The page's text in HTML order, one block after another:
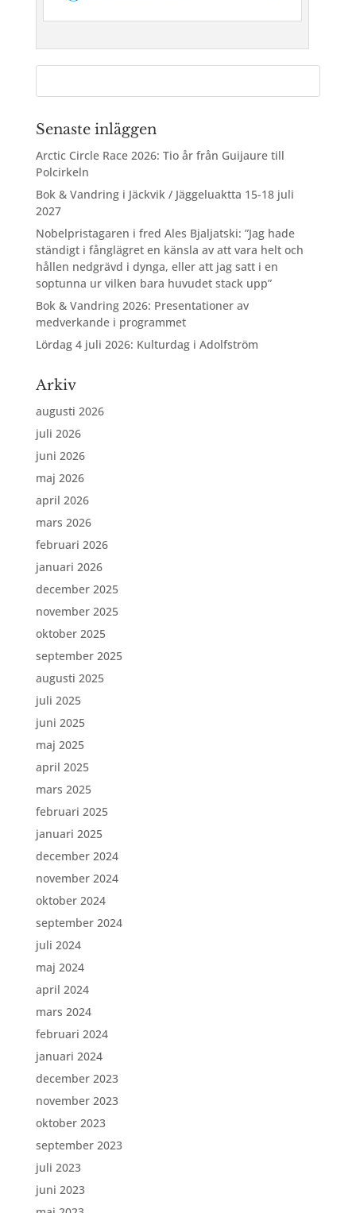
Senaste inläggen
Arctic Circle Race 2026: Tio år från Guijaure till
Polcirkeln
Bok & Vandring i Jäckvik / Jäggeluaktta 15-18 juli
2027
Nobelpristagaren i fred Ales Bjaljatski: ”Jag hade
ständigt i fånglägret en känsla av att vara helt och
hållen nedgrävd i dynga, eller att jag satt i en
soptunna ur vilken bara huvudet stack upp”
Bok & Vandring 2026: Presentationer av
medverkande i programmet
Lördag 4 juli 2026: Kulturdag i Adolfström
Arkiv
augusti 2026
juli 2026
juni 2026
maj 2026
april 2026
mars 2026
februari 2026
januari 2026
december 2025
november 2025
oktober 2025
september 2025
augusti 2025
juli 2025
juni 2025
maj 2025
april 2025
mars 2025
februari 2025
januari 2025
december 2024
november 2024
oktober 2024
september 2024
juli 2024
maj 2024
april 2024
mars 2024
februari 2024
januari 2024
december 2023
november 2023
oktober 2023
september 2023
juli 2023
juni 2023